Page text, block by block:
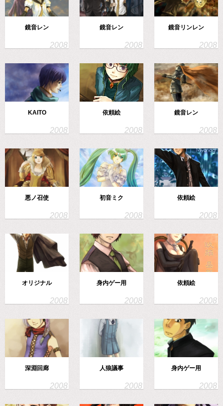
鏡音レン 鏡音レン 鏡音リンレン
KAITO 依頼絵 鏡音レン
悪ノ召使 初音ミク 依頼絵
オリジナル 身内ゲー用 依頼絵
深淵回廊 人狼議事 身内ゲー用